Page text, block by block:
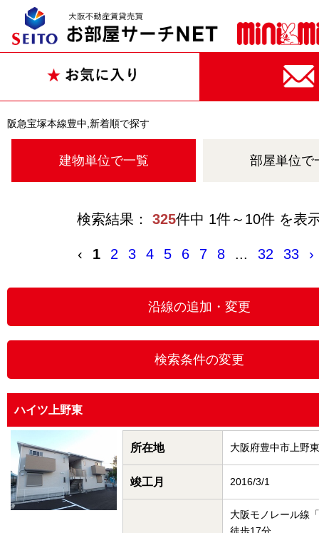
阪急宝塚本線豊中,新着順で探す
建物単位で一覧 部屋単位で
検索結果： 325件中 1件～10件 を表
‹ 1 2 3 4 5 6 7 8 ... 32 33 ›
ハイツ上野東
所在地 大阪府豊中市上野東
竣工月 2016/3/1
大阪モノレール線